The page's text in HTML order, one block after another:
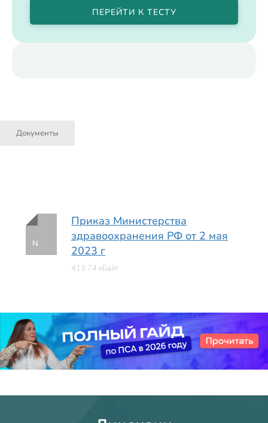
ПЕРЕЙТИ К ТЕСТУ
Документы
N
Приказ Министерства
здравоохранения РФ от 2 мая
2023 г
413.74 кБайт